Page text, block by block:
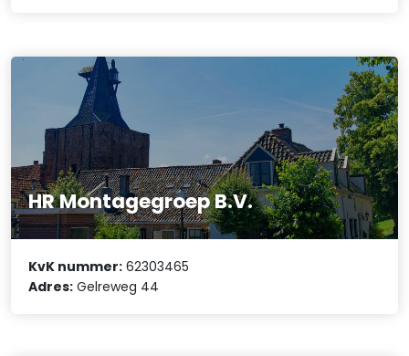
HR Montagegroep B.V.
KvK nummer: 62303465
Adres: Gelreweg 44